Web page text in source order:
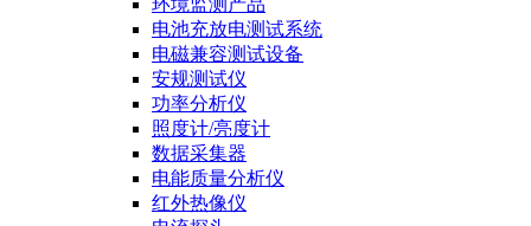
环境监测产品
电池充放电测试系统
电磁兼容测试设备
安规测试仪
功率分析仪
照度计/亮度计
数据采集器
电能质量分析仪
红外热像仪